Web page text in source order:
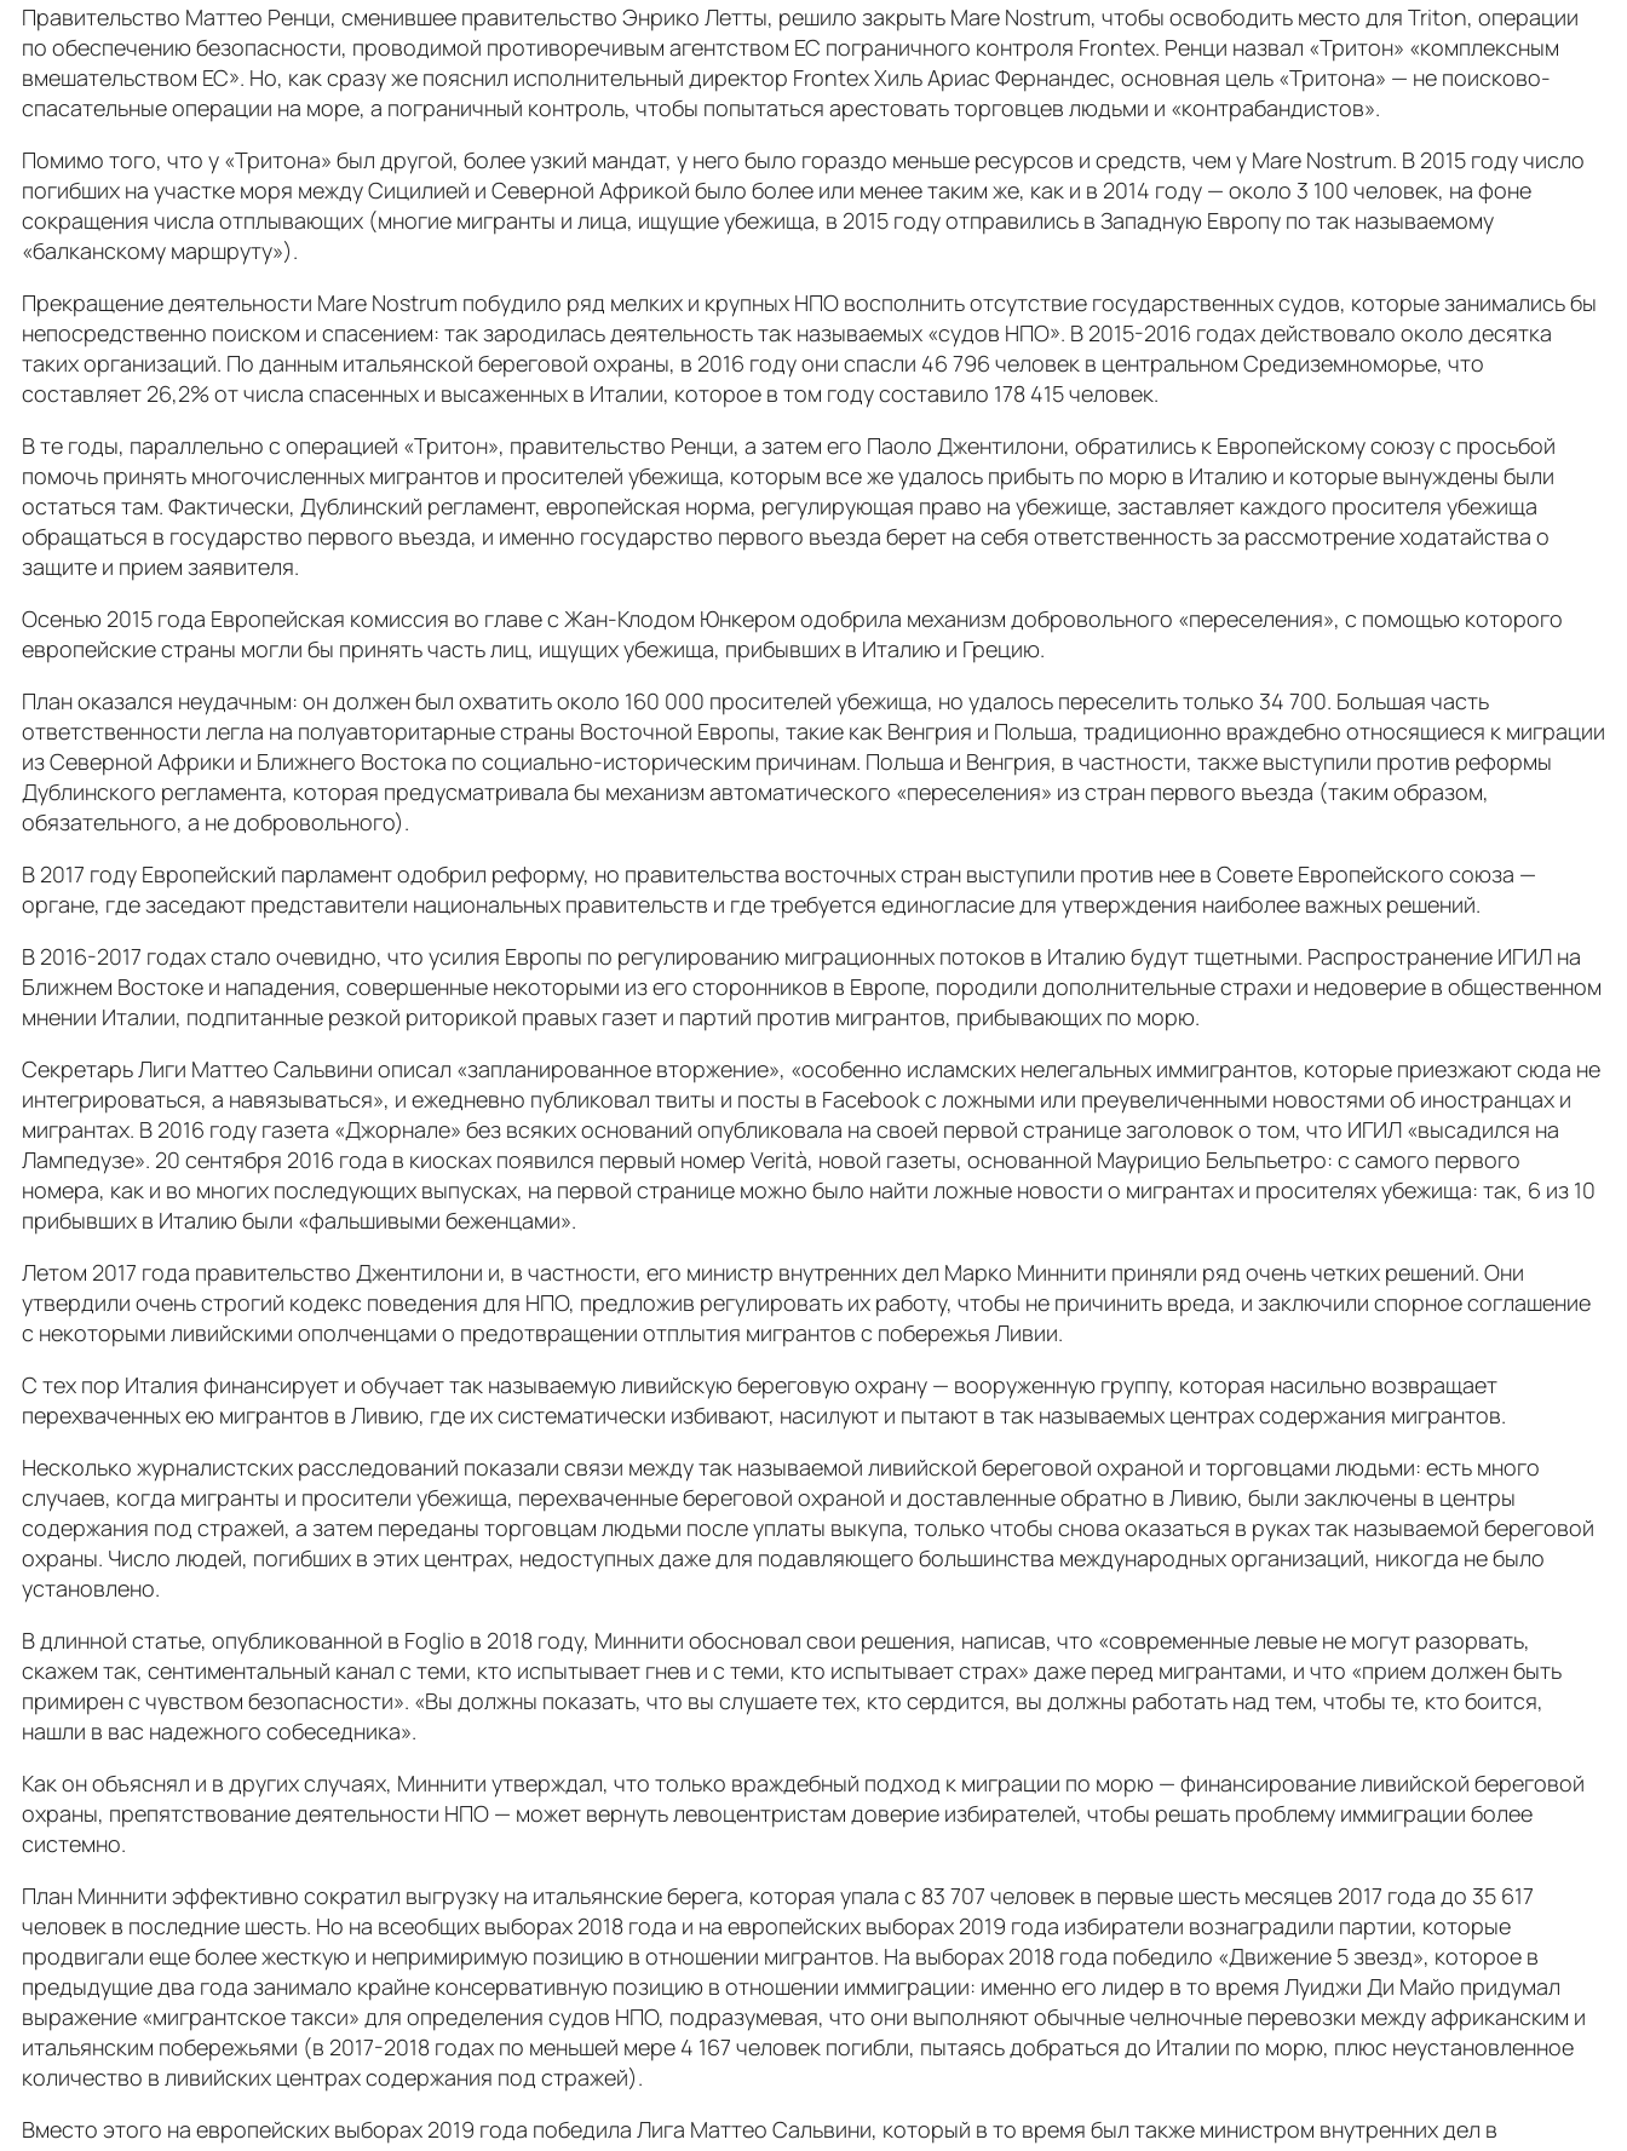
Правительство Маттео Ренци, сменившее правительство Энрико Летты, решило закрыть Mare Nostrum, чтобы освободить место для Triton, операции
по обеспечению безопасности, проводимой противоречивым агентством ЕС пограничного контроля Frontex. Ренци назвал «Тритон» «комплексным
вмешательством ЕС». Но, как сразу же пояснил исполнительный директор Frontex Хиль Ариас Фернандес, основная цель «Тритона» — не поисково-
спасательные операции на море, а пограничный контроль, чтобы попытаться арестовать торговцев людьми и «контрабандистов».
Помимо того, что у «Тритона» был другой, более узкий мандат, у него было гораздо меньше ресурсов и средств, чем у Mare Nostrum. В 2015 году число
погибших на участке моря между Сицилией и Северной Африкой было более или менее таким же, как и в 2014 году — около 3 100 человек, на фоне
сокращения числа отплывающих (многие мигранты и лица, ищущие убежища, в 2015 году отправились в Западную Европу по так называемому
«балканскому маршруту»).
Прекращение деятельности Mare Nostrum побудило ряд мелких и крупных НПО восполнить отсутствие государственных судов, которые занимались бы
непосредственно поиском и спасением: так зародилась деятельность так называемых «судов НПО». В 2015-2016 годах действовало около десятка
таких организаций. По данным итальянской береговой охраны, в 2016 году они спасли 46 796 человек в центральном Средиземноморье, что
составляет 26,2% от числа спасенных и высаженных в Италии, которое в том году составило 178 415 человек.
В те годы, параллельно с операцией «Тритон», правительство Ренци, а затем его Паоло Джентилони, обратились к Европейскому союзу с просьбой
помочь принять многочисленных мигрантов и просителей убежища, которым все же удалось прибыть по морю в Италию и которые вынуждены были
остаться там. Фактически, Дублинский регламент, европейская норма, регулирующая право на убежище, заставляет каждого просителя убежища
обращаться в государство первого въезда, и именно государство первого въезда берет на себя ответственность за рассмотрение ходатайства о
защите и прием заявителя.
Осенью 2015 года Европейская комиссия во главе с Жан-Клодом Юнкером одобрила механизм добровольного «переселения», с помощью которого
европейские страны могли бы принять часть лиц, ищущих убежища, прибывших в Италию и Грецию.
План оказался неудачным: он должен был охватить около 160 000 просителей убежища, но удалось переселить только 34 700. Большая часть
ответственности легла на полуавторитарные страны Восточной Европы, такие как Венгрия и Польша, традиционно враждебно относящиеся к миграции
из Северной Африки и Ближнего Востока по социально-историческим причинам. Польша и Венгрия, в частности, также выступили против реформы
Дублинского регламента, которая предусматривала бы механизм автоматического «переселения» из стран первого въезда (таким образом,
обязательного, а не добровольного).
В 2017 году Европейский парламент одобрил реформу, но правительства восточных стран выступили против нее в Совете Европейского союза —
органе, где заседают представители национальных правительств и где требуется единогласие для утверждения наиболее важных решений.
В 2016-2017 годах стало очевидно, что усилия Европы по регулированию миграционных потоков в Италию будут тщетными. Распространение ИГИЛ на
Ближнем Востоке и нападения, совершенные некоторыми из его сторонников в Европе, породили дополнительные страхи и недоверие в общественном
мнении Италии, подпитанные резкой риторикой правых газет и партий против мигрантов, прибывающих по морю.
Секретарь Лиги Маттео Сальвини описал «запланированное вторжение», «особенно исламских нелегальных иммигрантов, которые приезжают сюда не
интегрироваться, а навязываться», и ежедневно публиковал твиты и посты в Facebook с ложными или преувеличенными новостями об иностранцах и
мигрантах. В 2016 году газета «Джорнале» без всяких оснований опубликовала на своей первой странице заголовок о том, что ИГИЛ «высадился на
Лампедузе». 20 сентября 2016 года в киосках появился первый номер Verità, новой газеты, основанной Маурицио Бельпьетро: с самого первого
номера, как и во многих последующих выпусках, на первой странице можно было найти ложные новости о мигрантах и просителях убежища: так, 6 из 10
прибывших в Италию были «фальшивыми беженцами».
Летом 2017 года правительство Джентилони и, в частности, его министр внутренних дел Марко Миннити приняли ряд очень четких решений. Они
утвердили очень строгий кодекс поведения для НПО, предложив регулировать их работу, чтобы не причинить вреда, и заключили спорное соглашение
с некоторыми ливийскими ополченцами о предотвращении отплытия мигрантов с побережья Ливии.
С тех пор Италия финансирует и обучает так называемую ливийскую береговую охрану — вооруженную группу, которая насильно возвращает
перехваченных ею мигрантов в Ливию, где их систематически избивают, насилуют и пытают в так называемых центрах содержания мигрантов.
Несколько журналистских расследований показали связи между так называемой ливийской береговой охраной и торговцами людьми: есть много
случаев, когда мигранты и просители убежища, перехваченные береговой охраной и доставленные обратно в Ливию, были заключены в центры
содержания под стражей, а затем переданы торговцам людьми после уплаты выкупа, только чтобы снова оказаться в руках так называемой береговой
охраны. Число людей, погибших в этих центрах, недоступных даже для подавляющего большинства международных организаций, никогда не было
установлено.
В длинной статье, опубликованной в Foglio в 2018 году, Миннити обосновал свои решения, написав, что «современные левые не могут разорвать,
скажем так, сентиментальный канал с теми, кто испытывает гнев и с теми, кто испытывает страх» даже перед мигрантами, и что «прием должен быть
примирен с чувством безопасности». «Вы должны показать, что вы слушаете тех, кто сердится, вы должны работать над тем, чтобы те, кто боится,
нашли в вас надежного собеседника».
Как он объяснял и в других случаях, Миннити утверждал, что только враждебный подход к миграции по морю — финансирование ливийской береговой
охраны, препятствование деятельности НПО — может вернуть левоцентристам доверие избирателей, чтобы решать проблему иммиграции более
системно.
План Миннити эффективно сократил выгрузку на итальянские берега, которая упала с 83 707 человек в первые шесть месяцев 2017 года до 35 617
человек в последние шесть. Но на всеобщих выборах 2018 года и на европейских выборах 2019 года избиратели вознаградили партии, которые
продвигали еще более жесткую и непримиримую позицию в отношении мигрантов. На выборах 2018 года победило «Движение 5 звезд», которое в
предыдущие два года занимало крайне консервативную позицию в отношении иммиграции: именно его лидер в то время Луиджи Ди Майо придумал
выражение «мигрантское такси» для определения судов НПО, подразумевая, что они выполняют обычные челночные перевозки между африканским и
итальянским побережьями (в 2017-2018 годах по меньшей мере 4 167 человек погибли, пытаясь добраться до Италии по морю, плюс неустановленное
количество в ливийских центрах содержания под стражей).
Вместо этого на европейских выборах 2019 года победила Лига Маттео Сальвини, который в то время был также министром внутренних дел в